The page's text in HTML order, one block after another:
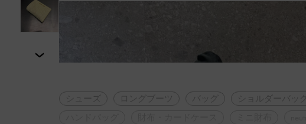
シューズ ロングブーツ